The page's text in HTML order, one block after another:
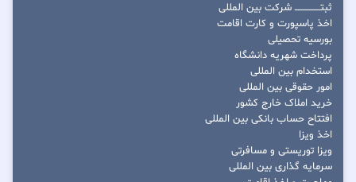
ثبتــــــــــــــــ شرکت بین المللی
اخذ پاسپورت و کارت اقامت
بورسیه تحصیلی
پرداخت شهریه دانشگاه
استخدام بین المللی
امور حقوقی بین المللی
خرید املاک خارج کشور
افتتاح حساب بانکی بین المللی
اخذ ویزا
ویزا توریستی و مسافرتی
سرمایه گذاری بین المللی